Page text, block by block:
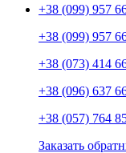
+38 (099) 957
+38 (099) 957
+38 (073) 414
+38 (096) 637
+38 (057) 764
Заказать